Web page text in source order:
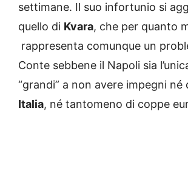
settimane. Il suo infortunio si
quello di Kvara, che per quanto
rappresenta comunque un
Conte sebbene il Napoli sia
“grandi” a non avere impegni né
Italia, né tantomeno di coppe